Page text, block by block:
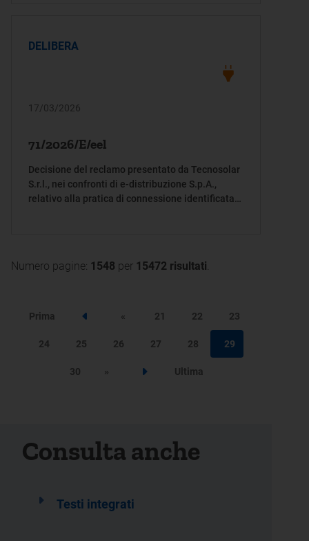
DELIBERA
17/03/2026
71/2026/E/eel
Decisione del reclamo presentato da Tecnosolar
S.r.l., nei confronti di e-distribuzione S.p.A.,
relativo alla pratica di connessione identificata
Numero pagine: 1548 per 15472 risultati.
Prima
Step precedente
« 21 22 23
24 25 26 27 28 29
30 »
Step successivo
Ultima
Consulta anche
Testi integrati